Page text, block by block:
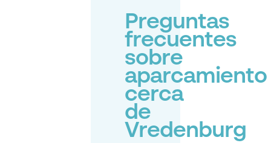
Preguntas
frecuentes
sobre
aparcamiento
cerca
de
Vredenburg